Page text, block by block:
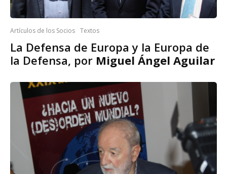
Artículos de los Socios Textos
La Defensa de Europa y la Europa de
la Defensa, por Miguel Ángel Aguilar